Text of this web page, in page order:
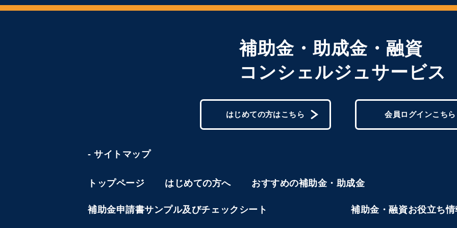
補助金・助成金・融資
コンシェルジュサービス
はじめての方はこちら 会員ログインこちら
- サイトマップ
トップページ はじめての方へ おすすめの補助金・助成金
補助金申請書サンプル及びチェックシート 補助金・融資お役立ち情